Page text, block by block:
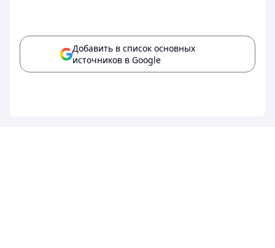
Добавить в список основных
источников в Google